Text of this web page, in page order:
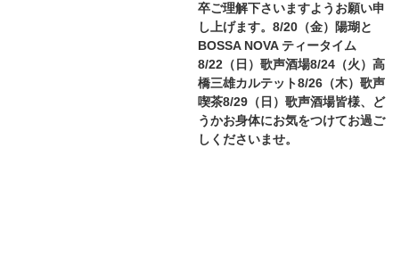
卒ご理解下さいますようお願い申
し上げます。8/20（金）陽瑚と
BOSSA NOVA ティータイム
8/22（日）歌声酒場8/24（火）高
橋三雄カルテット8/26（木）歌声
喫茶8/29（日）歌声酒場皆様、ど
うかお身体にお気をつけてお過ご
しくださいませ。